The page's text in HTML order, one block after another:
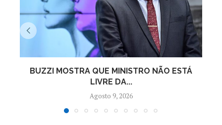
BUZZI MOSTRA QUE MINISTRO NÃO ESTÁ
LIVRE DA...
Agosto 9, 2026